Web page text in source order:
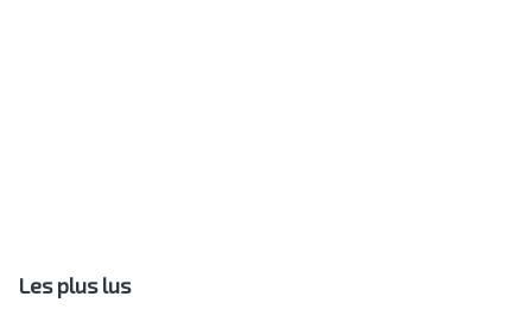
Les plus lus